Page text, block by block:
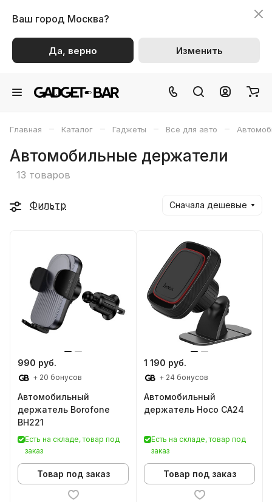
Ваш город Москва?
Да, верно Изменить
Главная – Каталог – Гаджеты – Все для авто –
Автомобильные держатели
13 товаров
Фильтр Сначала дешевые
990 руб.
+ 20 бонусов
Автомобильный
держатель Borofone
BH221
Есть на складе, товар под
заказ
Товар под заказ
1 190 руб.
+ 24 бонусов
Автомобильный
держатель Hoco CA24
Есть на складе, товар под
заказ
Товар под заказ